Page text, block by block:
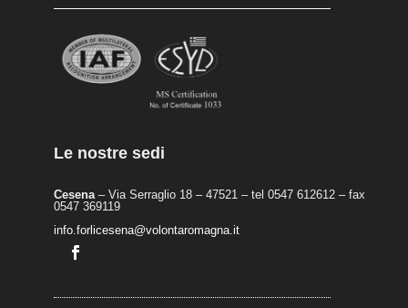
Le nostre sedi
Cesena– Via Serraglio 18 – 47521 – tel 0547 612612 – fax
0547 369119
info.forlicesena@volontaromagna.it